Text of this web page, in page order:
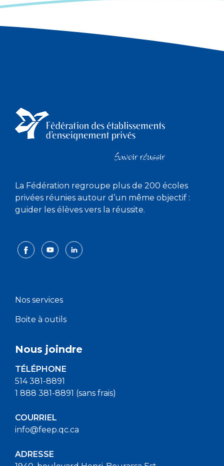
La Fédération regroupe plus de 200 écoles
privées réunies autour d’un même objectif :
guider les élèves vers la réussite.
Nos services
Boite à outils
Nous joindre
TÉLÉPHONE
514 381-8891
1 888 381-8891 (sans frais)
COURRIEL
info@feep.qc.ca
ADRESSE